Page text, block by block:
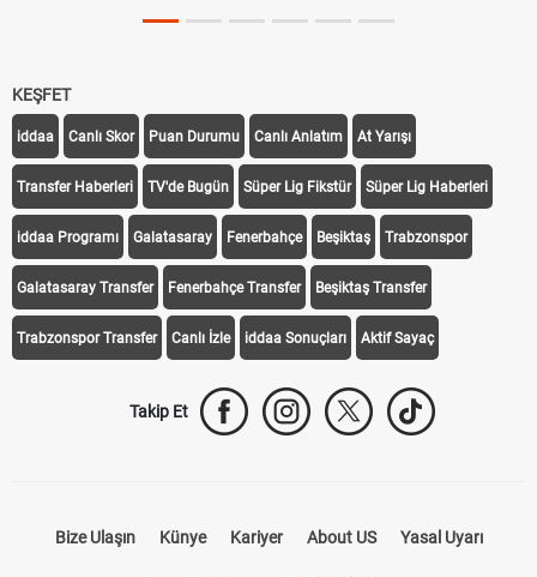
KEŞFET
iddaa Canlı Skor Puan Durumu Canlı Anlatım At Yarışı
Transfer Haberleri TV'de Bugün Süper Lig Fikstür Süper Lig Haberleri
iddaa Programı Galatasaray Fenerbahçe Beşiktaş Trabzonspor
Galatasaray Transfer Fenerbahçe Transfer Beşiktaş Transfer
Trabzonspor Transfer Canlı İzle iddaa Sonuçları Aktif Sayaç
Takip Et
Bize Ulaşın Künye Kariyer About US Yasal Uyarı